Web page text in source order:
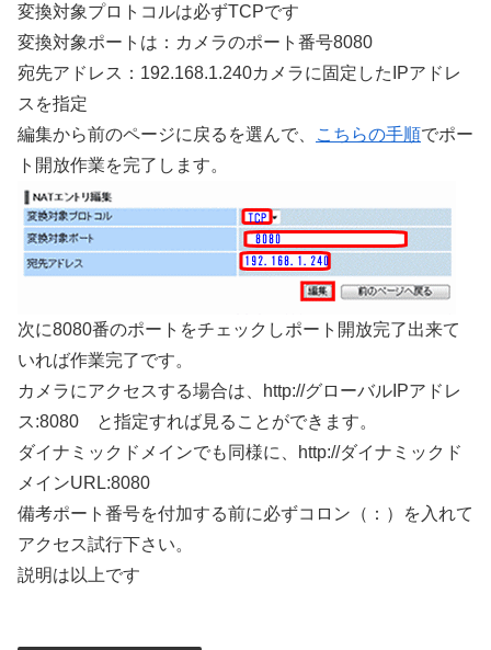
変換対象プロトコルは必ずTCPです
変換対象ポートは：カメラのポート番号8080
宛先アドレス：192.168.1.240カメラに固定したIPアドレ
スを指定
編集から前のページに戻るを選んで、
こちらの手順でポー
ト開放作業を完了します。
次に8080番のポートをチェックしポート開放完了出来て
いれば作業完了です。
カメラにアクセスする場合は、http://グローバルIPアドレ
ス:8080 と指定すれば見ることができます。
ダイナミックドメインでも同様に、http://ダイナミックド
メインURL:8080
備考ポート番号を付加する前に必ずコロン（：）を入れて
アクセス試行下さい。
説明は以上です